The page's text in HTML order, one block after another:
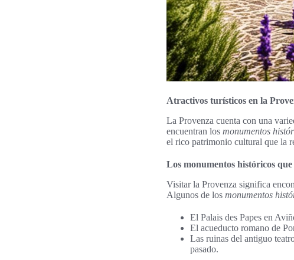
Atractivos turísticos en la
La Provenza cuenta con una
encuentran los monumentos
el rico patrimonio cultural que la
Los monumentos históricos
Visitar la Provenza significa
Algunos de los monumentos
El Palais des Papes en
El acueducto romano de
Las ruinas del antiguo
pasado.